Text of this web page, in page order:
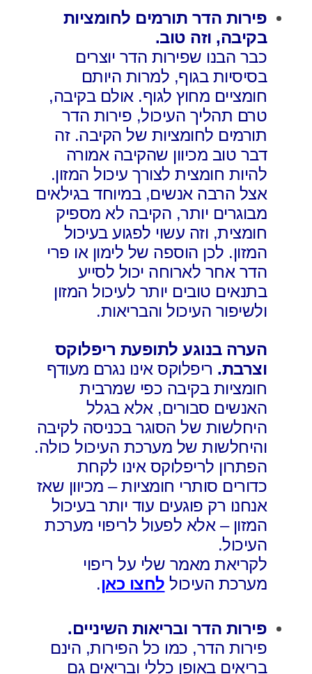
פירות הדר תורמים לחומציות
בקיבה, וזה טוב.
כבר הבנו שפירות הדר יוצרים
בסיסיות בגוף, למרות היותם
חומציים מחוץ לגוף. אולם בקיבה,
טרם תהליך העיכול, פירות הדר
תורמים לחומציות של הקיבה. זה
דבר טוב מכיוון שהקיבה אמורה
להיות חומצית לצורך עיכול המזון.
אצל הרבה אנשים, במיוחד בגילאים
מבוגרים יותר, הקיבה לא מספיק
חומצית, וזה עשוי לפגוע בעיכול
המזון. לכן הוספה של לימון או פרי
הדר אחר לארוחה יכול לסייע
בתנאים טובים יותר לעיכול המזון
ולשיפור העיכול והבריאות.
הערה בנוגע לתופעת ריפלוקס
וצרבת. ריפלוקס אינו נגרם מעודף
חומציות בקיבה כפי שמרבית
האנשים סבורים, אלא בגלל
היחלשות של הסוגר בכניסה לקיבה
והיחלשות של מערכת העיכול כולה.
הפתרון לריפלוקס אינו לקחת
כדורים סותרי חומציות – מכיוון שאז
אנחנו רק פוגעים עוד יותר בעיכול
המזון – אלא לפעול לריפוי מערכת
העיכול.
לקריאת מאמר שלי על ריפוי
מערכת העיכול לחצו כאן.
פירות הדר ובריאות השיניים.
פירות הדר, כמו כל הפירות, הינם
בריאים באופן כללי ובריאים גם